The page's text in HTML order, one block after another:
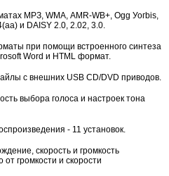
МРЗ, WМА, АМR-WB+, Оgg Уогbis,
и DAISY 2.0, 2.02, 3.0.
при помощи встроенного синтеза
Word и НТМL формат.
с внешних USB CD/DVD приводов.
выбора голоса и настроек тона
- 11 установок.
скорость и громкость
громкости и скорости